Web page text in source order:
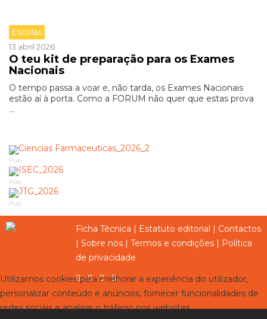
Escolas
13 abril 2026
O teu kit de preparação para os Exames
Nacionais
O tempo passa a voar e, não tarda, os Exames Nacionais
estão aí à porta. Como a FORUM não quer que estas prova
...
Pub
Pub
Pub
Ficha Técnica | Estatuto editorial | Contactos
| Sobre nós | Termos e condições | Política
de privacidade
Utilizamos cookies para melhorar a experiência do utilizador,
personalizar conteúdo e anúncios, fornecer funcionalidades de
redes sociais e analisar o tráfego nos websites.